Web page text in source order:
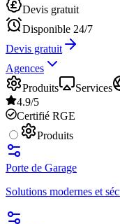
Devis gratuit
Disponible 24/7
Devis gratuit
Agences
Produits
Services
4.9/5
Certifié RGE
Produits
Porte de Garage
Solutions modernes et